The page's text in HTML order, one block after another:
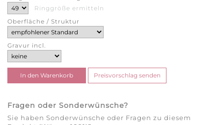
Ringgröße ermitteln
Oberfläche / Struktur
Gravur incl.
Fragen oder Sonderwünsche?
Sie haben Sonderwünsche oder Fragen zu diesem